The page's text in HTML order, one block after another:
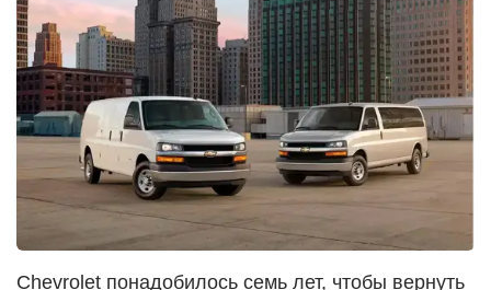
Chevrolet понадобилось семь лет, чтобы вернуть